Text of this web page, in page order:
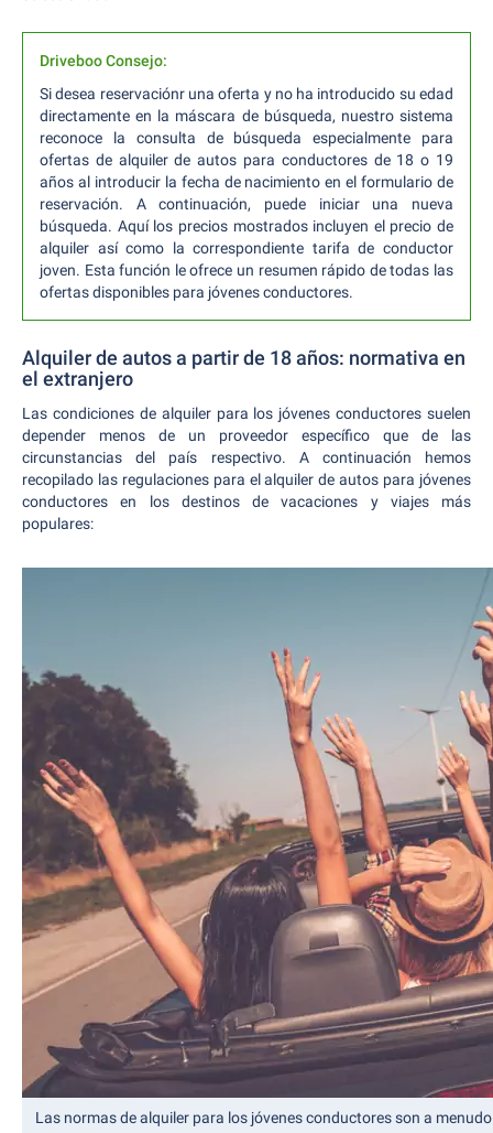
Driveboo Consejo:
Si desea reservaciónr una oferta y no ha introducido su edad
directamente en la máscara de búsqueda, nuestro sistema
reconoce la consulta de búsqueda especialmente para
ofertas de alquiler de autos para conductores de 18 o 19
años al introducir la fecha de nacimiento en el formulario de
reservación. A continuación, puede iniciar una nueva
búsqueda. Aquí los precios mostrados incluyen el precio de
alquiler así como la correspondiente tarifa de conductor
joven. Esta función le ofrece un resumen rápido de todas las
ofertas disponibles para jóvenes conductores.
Alquiler de autos a partir de 18 años: normativa en
el extranjero
Las condiciones de alquiler para los jóvenes conductores suelen
depender menos de un proveedor específico que de las
circunstancias del país respectivo. A continuación hemos
recopilado las regulaciones para el alquiler de autos para jóvenes
conductores en los destinos de vacaciones y viajes más
populares:
Las normas de alquiler para los jóvenes conductores son a